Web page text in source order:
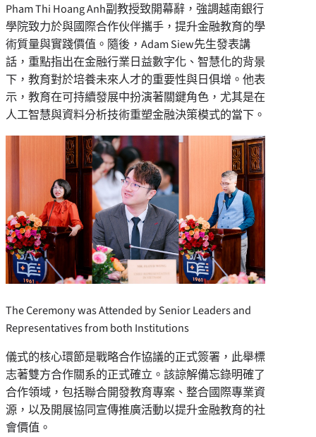
Pham Thi Hoang Anh副教授致開幕辭，強調越南銀行
學院致力於與國際合作伙伴攜手，提升金融教育的學
術質量與實踐價值。隨後，Adam Siew先生發表講
話，重點指出在金融行業日益數字化、智慧化的背景
下，教育對於培養未來人才的重要性與日俱增。他表
示，教育在可持續發展中扮演著關鍵角色，尤其是在
人工智慧與資料分析技術重塑金融決策模式的當下。
The Ceremony was Attended by Senior Leaders and
Representatives from both Institutions
儀式的核心環節是戰略合作協議的正式簽署，此舉標
志著雙方合作關系的正式確立。該諒解備忘錄明確了
合作領域，包括聯合開發教育專案、整合國際專業資
源，以及開展協同宣傳推廣活動以提升金融教育的社
會價值。